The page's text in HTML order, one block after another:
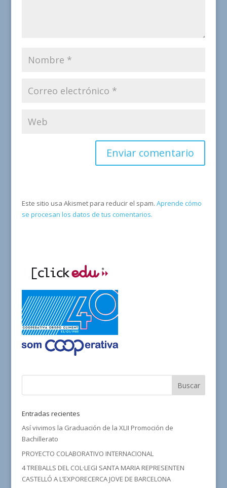
Este sitio usa Akismet para reducir el spam. Aprende cómo
se procesan los datos de tus comentarios.
Entradas recientes
Así vivimos la Graduación de la XLII Promoción de
Bachillerato
PROYECTO COLABORATIVO INTERNACIONAL
4 TREBALLS DEL COL·LEGI SANTA MARIA REPRESENTEN
CASTELLÓ A L’EXPORECERCA JOVE DE BARCELONA